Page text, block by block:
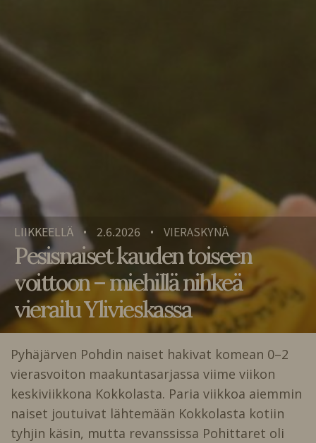
LIIKKEELLÄ • 2.6.2026 • VIERASKYNÄ
Pesisnaiset kauden toiseen
voittoon – miehillä nihkeä
vierailu Ylivieskassa
Pyhäjärven Pohdin naiset hakivat komean 0–2
vierasvoiton maakuntasarjassa viime viikon
keskiviikkona Kokkolasta. Paria viikkoa aiemmin
naiset joutuivat lähtemään Kokkolasta kotiin
tyhjin käsin, mutta revanssissa Pohittaret oli